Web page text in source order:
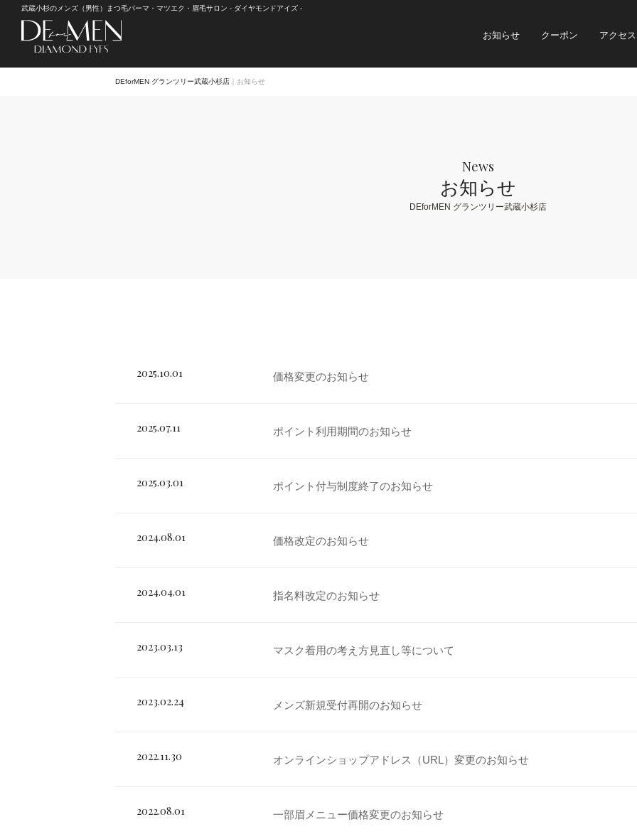
武蔵小杉のメンズ（男性）まつ毛パーマ・マツエク・眉毛サロン - ダイヤモンドアイズ -
お知らせ クーポン アクセス
DEforMEN グランツリー武蔵小杉店 お知らせ
News
お知らせ
DEforMEN グランツリー武蔵小杉店
2025.10.01 価格変更のお知らせ
2025.07.11 ポイント利用期間のお知らせ
2025.03.01 ポイント付与制度終了のお知らせ
2024.08.01 価格改定のお知らせ
2024.04.01 指名料改定のお知らせ
2023.03.13 マスク着用の考え方見直し等について
2023.02.24 メンズ新規受付再開のお知らせ
2022.11.30 オンラインショップアドレス（URL）変更のお知らせ
2022.08.01 一部眉メニュー価格変更のお知らせ